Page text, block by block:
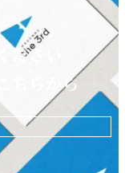
ださい
ちらから